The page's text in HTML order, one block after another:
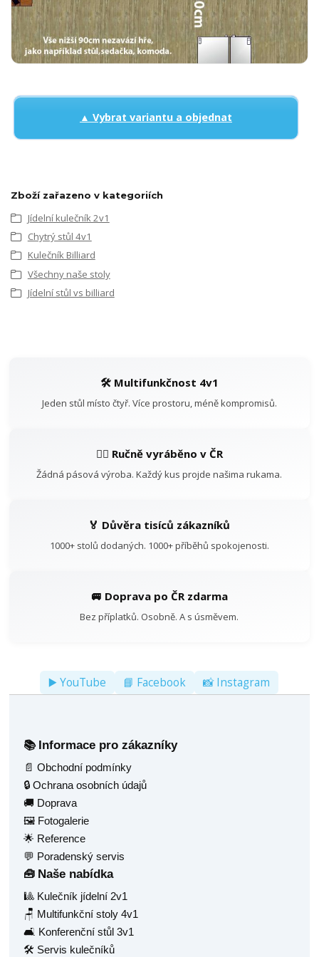
▲ Vybrat variantu a objednat
Zboží zařazeno v kategoriích
Jídelní kulečník 2v1
Chytrý stůl 4v1
Kulečník Billiard
Všechny naše stoly
Jídelní stůl vs billiard
🛠️ Multifunkčnost 4v1
Jeden stůl místo čtyř. Více prostoru, méně kompromisů.
👷‍♂️ Ručně vyráběno v ČR
Žádná pásová výroba. Každý kus projde našima rukama.
🏅 Důvěra tisíců zákazníků
1000+ stolů dodaných. 1000+ příběhů spokojenosti.
🚐 Doprava po ČR zdarma
Bez příplatků. Osobně. A s úsměvem.
▶️ YouTube 📘 Facebook 📸 Instagram
📚 Informace pro zákazníky
📄 Obchodní podmínky
🔒 Ochrana osobních údajů
🚚 Doprava
🖼️ Fotogalerie
🌟 Reference
💬 Poradenský servis
🧰 Naše nabídka
🎱 Kulečník jídelní 2v1
🪑 Multifunkční stoly 4v1
🛋️ Konferenční stůl 3v1
🛠️ Servis kulečníků